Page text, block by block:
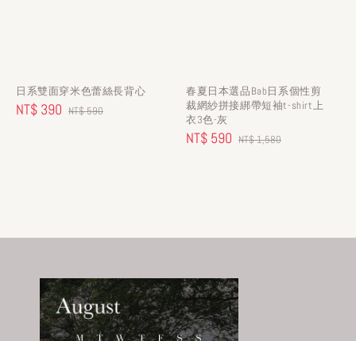
日系雙面穿米色蕾絲長背心
Sale
NT$ 390 Regular
NT$ 590
春夏日本選品Bab日系個性剪
裁網紗拼接綁帶短袖t-shirt上
衣3色-灰
Sale
NT$ 590 Regular
NT$ 1,580